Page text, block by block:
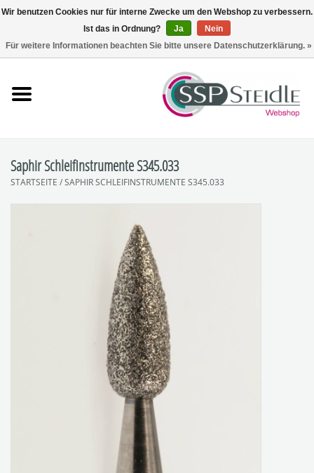
Polieren
SpuckNo | Spuckschutz
Saphir Schleifinstrumente S345.033
STARTSEITE /SAPHIR SCHLEIFINSTRUMENTE S345.033
Wir benutzen Cookies nur für interne Zwecke um den Webshop zu verbessern.
Ist das in Ordnung?
Ja
Nein
Für weitere Informationen beachten Sie bitte unsere Datenschutzerklärung. »